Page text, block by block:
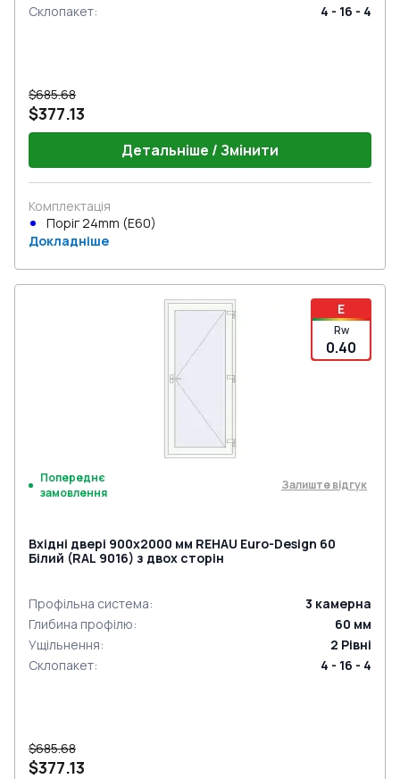
Склопакет: 4 - 16 - 4
$685.68
$377.13
Детальніше / Змінити
Комплектація
Поріг 24mm (E60)
Докладніше
E
Rw
0.40
Попереднє
замовлення
Залиште відгук
Вхідні двері 900x2000 мм REHAU Euro-Design 60
Білий (RAL 9016) з двох сторін
Профільна система: 3 камерна
Глибина профілю: 60 мм
Ущільнення: 2 Рівні
Склопакет: 4 - 16 - 4
$685.68
$377.13